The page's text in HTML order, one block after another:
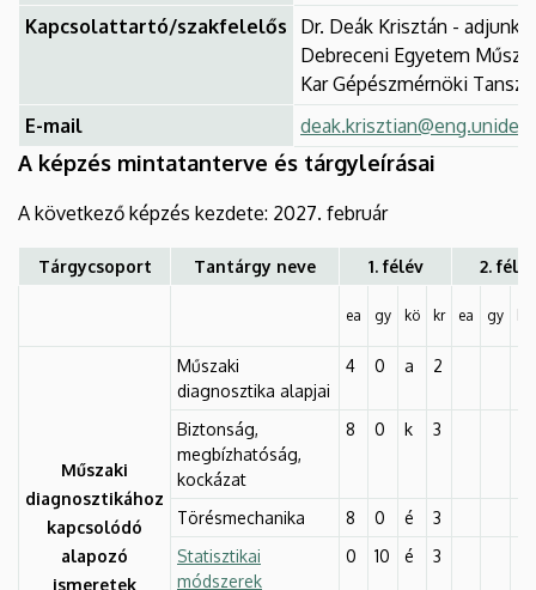
Kapcsolattartó/szakfelelős
Dr. Deák Krisztán -
Debreceni Egyetem
Kar Gépészmérnöki
E-mail
A képzés mintatanterve és tárgyleírásai
A következő képzés kezdete: 2027. február
Tárgycsoport Tantárgy neve 1. félév 2. félév
ea gy kö kr ea gy
Műszaki
diagnosztikához
kapcsolódó
alapozó
ismeretek
Műszaki
diagnosztika alapjai
4 0 a 2
Biztonság,
megbízhatóság,
kockázat
8 0 k 3
Törésmechanika 8 0 é
3
Statisztikai
módszerek
0 10 é 3